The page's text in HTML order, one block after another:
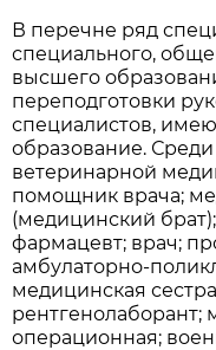
В перечне ряд
специального,
высшего
переподготовки
специалистов,
образование.
ветеринарной
помощник врача;
(медицинский
фармацевт; врач;
амбулаторно-
медицинская
рентгенолаборант;
операционная;